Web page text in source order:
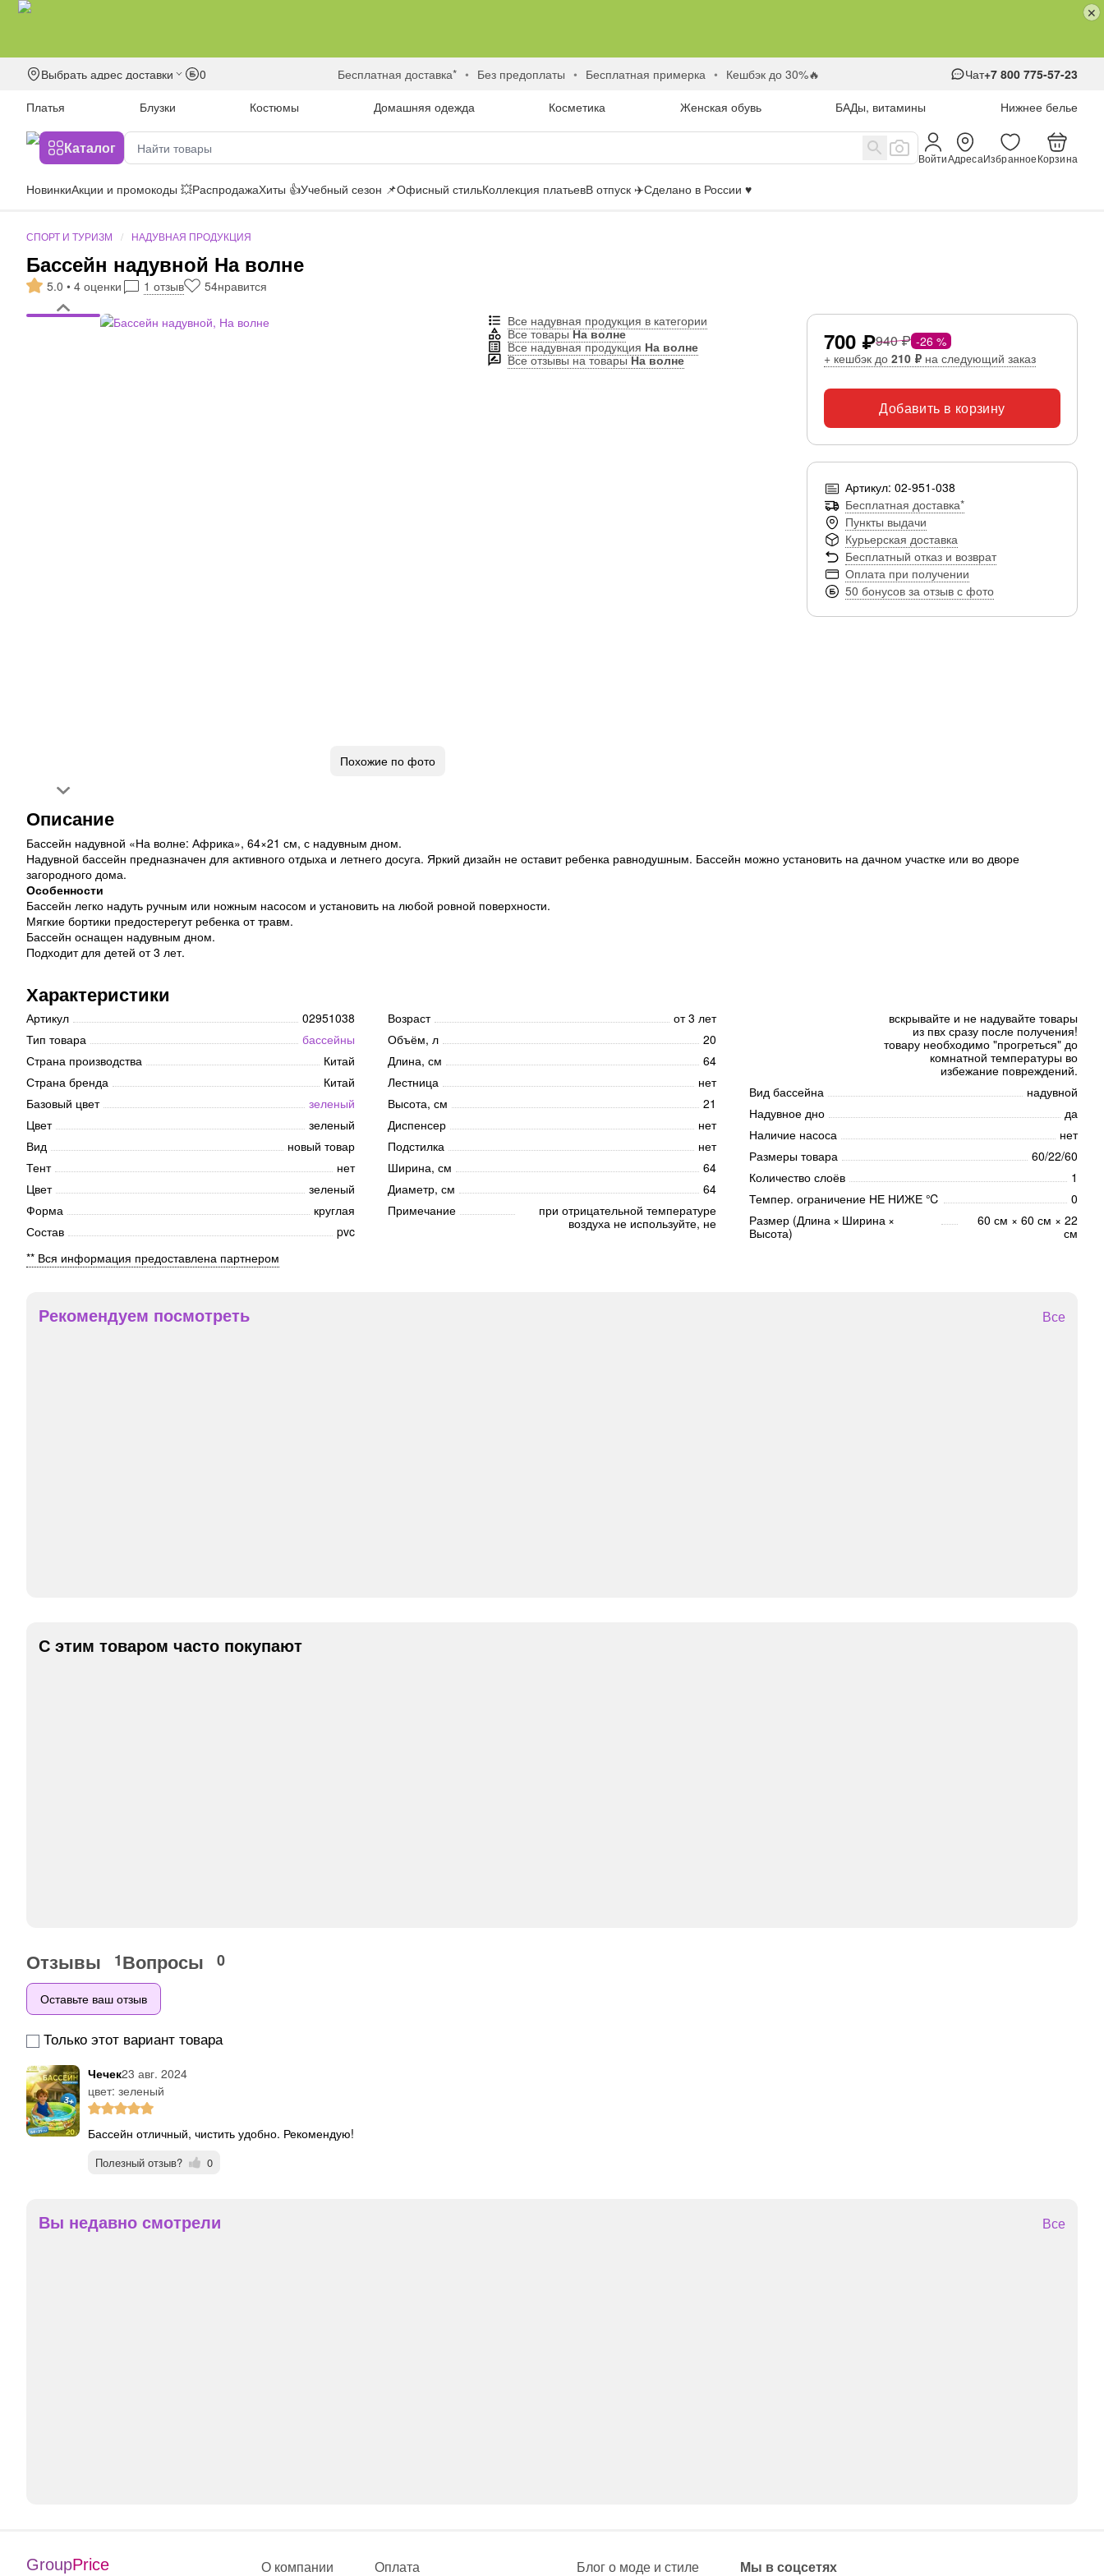
Выбрать адрес доставки 0 бесплатная доставка* без предоплаты бесплатная примерка кешбэк до 30%🔥 Чат+7 800 775-57-23
Платья
Блузки Костюмы Домашняя одежда Косметика Женская обувь БАДы, витамины Нижнее белье
Каталог
ВойтиАдресаИзбранноеКорзина
НовинкиАкции и промокоды 💥РаспродажаХиты 👍Учебный сезон 📌Офисный стильКоллекция платьевВ отпуск ✈️Сделано в России ♥️
СПОРТ И ТУРИЗМ НАДУВНАЯ ПРОДУКЦИЯ
Бассейн надувной На волне
5.0 • 4 оценки 1 отзыв 54нравится
Похожие по фото
Все надувная продукция в категории
Все товарыНа волне
Все надувная продукция На волне
Все отзывы на товарыНа волне
940 ₽ -26 %
700 ₽
+ кешбэк до 210 ₽ на следующий заказ
Добавить в корзину
Артикул: 02-951-038
Бесплатная доставка*
Пункты выдачи
Курьерская доставка
Бесплатный отказ и возврат
Оплата при получении
50 бонусов за отзыв с фото
Описание
Бассейн надувной «На волне: Африка», 64×21 см, с надувным дном.
Надувной бассейн предназначен для активного отдыха и летнего досуга. Яркий дизайн не оставит ребенка равнодушным. Бассейн можно установить на дачном участке или во дворе
загородного дома.
Особенности
Бассейн легко надуть ручным или ножным насосом и установить на любой ровной поверхности.
Мягкие бортики предостерегут ребенка от травм.
Бассейн оснащен надувным дном.
Подходит для детей от 3 лет.
Характеристики
Артикул
02951038
Тип товара
бассейны
Страна производства
Китай
Страна бренда
Китай
Базовый цвет
зеленый
Цвет
зеленый
Вид
новый товар
Тент
нет
Цвет
зеленый
Форма
круглая
Состав
pvc
Возраст
от 3 лет
Объём, л
20
Длина, см
64
Лестница
нет
Высота, см
21
Диспенсер
нет
Подстилка
нет
Ширина, см
64
Диаметр, см
64
Примечание
при отрицательной температуре
воздуха не используйте, не
вскрывайте и не надувайте товары
из пвх сразу после получения!
товару необходимо "прогреться" до
комнатной температуры во
избежание повреждений.
Вид бассейна
надувной
Надувное дно
да
Наличие насоса
нет
Размеры товара
60/22/60
Количество слоёв
1
Темпер. ограничение НЕ НИЖЕ ℃
0
Размер (Длина × Ширина ×
Высота)
60 см × 60 см × 22
см
** Вся информация предоставлена партнером
Рекомендуем посмотреть Все
С этим товаром часто покупают
Отзывы 1Вопросы 0
Оставьте ваш отзыв
Только этот вариант товара
Чечек23 авг. 2024
цвет: зеленый
Бассейн отличный, чистить удобно. Рекомендую!
Полезный отзыв? 0
Вы недавно смотрели Все
GroupPrice О компании Оплата Блог о моде и стиле Мы в соцсетях